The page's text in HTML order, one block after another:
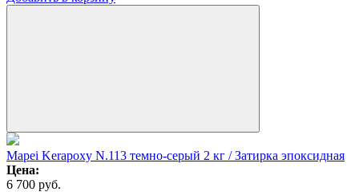
Mapei Kerapoxy N.113 темно-серый 2 кг / Затирка эпоксидная
Цена:
6 700 руб.